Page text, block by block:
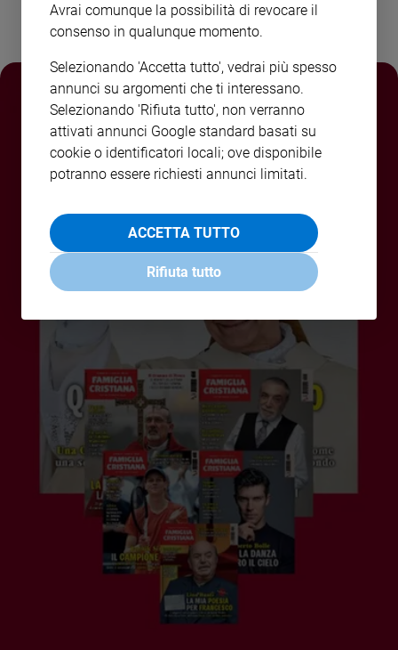
siamo
Contatti
Pubblicità
Registrati
Redazione
Social
Avrai comunque la possibilità di revocare il
consenso in qualunque momento.
Selezionando 'Accetta tutto', vedrai più spesso
annunci su argomenti che ti interessano.
Selezionando 'Rifiuta tutto', non verranno
attivati annunci Google standard basati su
cookie o identificatori locali; ove disponibile
potranno essere richiesti annunci limitati.
ACCETTA TUTTO
Rifiuta tutto